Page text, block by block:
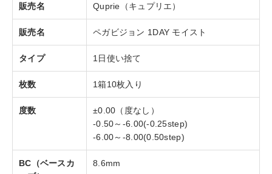
販売名 Quprie（キュプリエ）
販売名 ペガビジョン 1DAY モイスト
タイプ 1日使い捨て
枚数 1箱10枚入り
度数
±0.00（度なし）
-0.50～-6.00(-0.25step)
-6.00～-8.00(0.50step)
BC（ベースカ
8.6mm